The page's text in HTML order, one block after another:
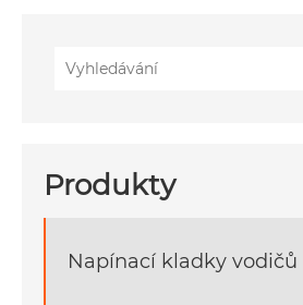
Produkty
Napínací kladky vodičů